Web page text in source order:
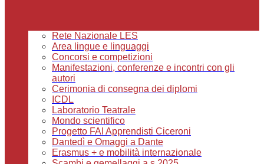
Rete Nazionale LES
Area lingue e linguaggi
Concorsi e competizioni
Manifestazioni, conferenze e incontri con gli
autori
Cerimonia di consegna dei diplomi
ICDL
Laboratorio Teatrale
Mondo scientifico
Progetto FAI Apprendisti Ciceroni
Dantedì e Omaggi a Dante
Erasmus + e mobilità internazionale